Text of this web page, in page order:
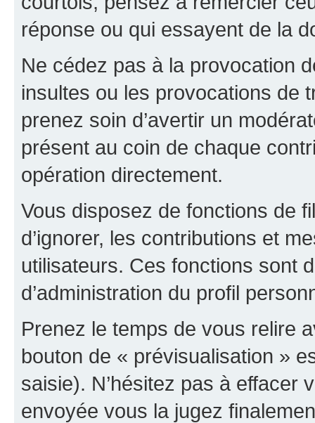
réponse ou qui essayent de la
Ne cédez pas à la provocation
insultes ou les provocations de
prenez soin d’avertir un
présent au coin de chaque
opération directement.
Vous disposez de fonctions de
d’ignorer, les contributions et
utilisateurs. Ces fonctions sont
d’administration du profil
Prenez le temps de vous relire
bouton de « prévisualisation »
saisie). N’hésitez pas à effacer
envoyée vous la jugez